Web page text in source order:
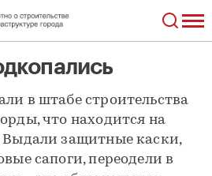
в штабе строительства
что находится на
Выдали защитные каски,
сапоги, переодели в